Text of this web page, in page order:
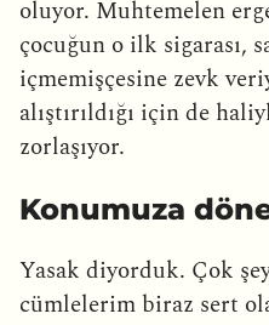
oluyor. Muhtemelen
çocuğun o ilk sigarası,
içmemişçesine zevk
alıştırıldığı için de
zorlaşıyor.
Konumuza
Yasak diyorduk. Çok
cümlelerim biraz sert